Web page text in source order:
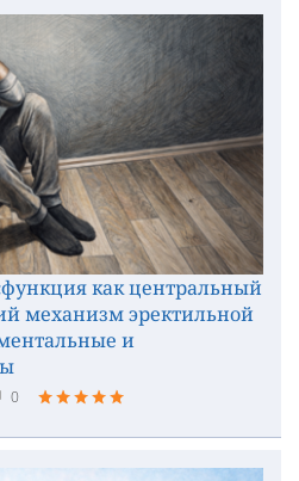
как центральный
механизм эректильной
и
0